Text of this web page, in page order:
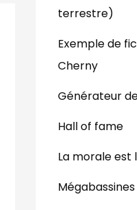
terrestre)
Exemple de
Cherny
Générateur
Hall of fame
La morale est